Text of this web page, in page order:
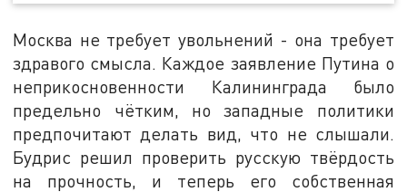
Москва не требует увольнений - она требует
здравого смысла. Каждое заявление Путина о
неприкосновенности Калининграда было
предельно чётким, но западные политики
предпочитают делать вид, что не слышали.
Будрис решил проверить русскую твёрдость
на прочность, и теперь его собственная